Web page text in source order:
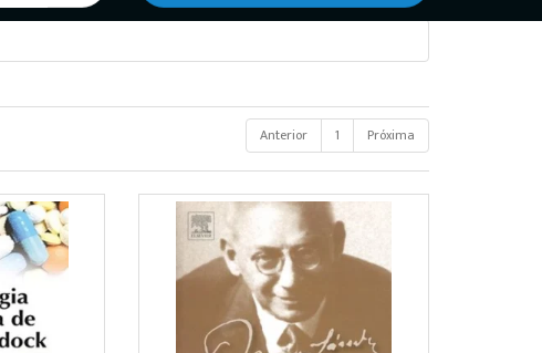
Anterior 1 Próxima